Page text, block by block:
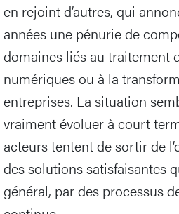
en rejoint d’autres, qui
années une pénurie de
domaines liés au traitement
numériques ou à la
entreprises. La situation
vraiment évoluer à court
acteurs tentent de sortir de
des solutions satisfaisantes
général, par des processus